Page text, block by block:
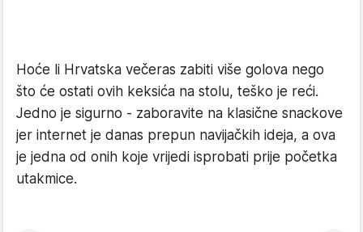
Hoće li Hrvatska večeras zabiti više golova nego
što će ostati ovih keksića na stolu, teško je reći.
Jedno je sigurno - zaboravite na klasične snackove
jer internet je danas prepun navijačkih ideja, a ova
je jedna od onih koje vrijedi isprobati prije početka
utakmice.